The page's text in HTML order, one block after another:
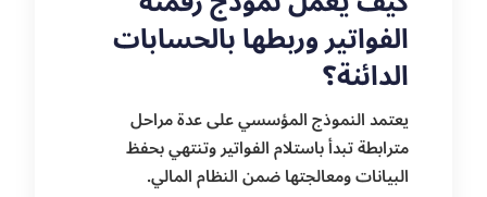
الفواتير وربطها بالحسابات
الدائنة؟
يعتمد النموذج المؤسسي على عدة مراحل
مترابطة تبدأ باستلام الفواتير وتنتهي بحفظ
البيانات ومعالجتها ضمن النظام المالي.